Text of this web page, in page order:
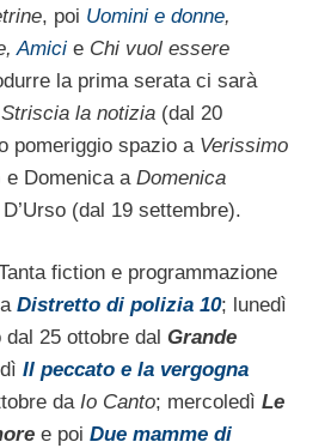
, poi Uomini e donne,
Amici e Chi vuol essere
la prima serata ci sarà
Striscia la notizia (dal 20
pomeriggio spazio a Verissimo
e Domenica a Domenica
(dal 19 settembre).
fiction e programmazione
Distretto di polizia 10; lunedì
25 ottobre dal Grande
Il peccato e la vergogna
da Io Canto; mercoledì Le
e poi Due mamme di